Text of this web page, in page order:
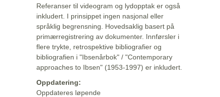
Referanser til videogram og lydopptak er også
inkludert. I prinsippet ingen nasjonal eller
språklig begrensning. Hovedsaklig basert på
primærregistrering av dokumenter. Innførsler i
flere trykte, retrospektive bibliografier og
bibliografien i "Ibsenårbok" / "Contemporary
approaches to Ibsen" (1953-1997) er inkludert.
Oppdatering:
Oppdateres løpende